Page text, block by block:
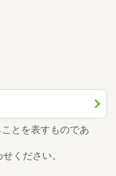
とを表すものであ
ください。